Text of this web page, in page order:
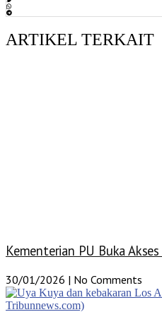
ARTIKEL TERKAIT
Kementerian PU Buka
30/01/2026 No Comments